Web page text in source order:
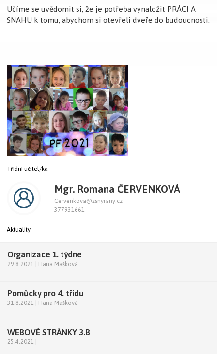
Učíme se uvědomit si, že je potřeba vynaložit PRÁCI A
SNAHU k tomu, abychom si otevřeli dveře do budoucnosti.
Třídní učitel/ka
Mgr. Romana ČERVENKOVÁ
Cervenkova@zsnyrany.cz
377931661
Aktuality
Organizace 1. týdne
29.8.2021 | Hana Mašková
Pomůcky pro 4. třídu
31.8.2021 | Hana Mašková
WEBOVÉ STRÁNKY 3.B
25.4.2021 |